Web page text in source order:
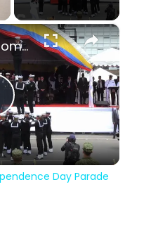
×
Colombia: Colombia's Independence Day Parade in Bogota.
Day Parade